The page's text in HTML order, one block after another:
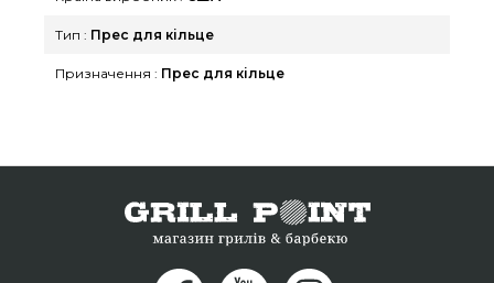
фахівцям на будь-який номер 0(800) 337-275 и
мы оперативно привеземо покупцям у містах:
Тип : Прес для кільце
Призначення : Прес для кільце